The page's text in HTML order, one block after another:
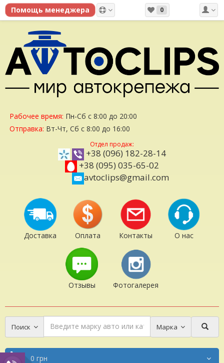
0
Рабочее время: Пн-Сб с 8:00 до 20:00
Отправка: Вт-Чт, Сб с 8:00 до 16:00
Отдел продаж:
+38 (096) 182-28-14
+38 (095) 035-65-02
avtoclips@gmail.com
Доставка Оплата Контакты О нас
Отзывы Фотогалерея
Поиск Марка
0 грн